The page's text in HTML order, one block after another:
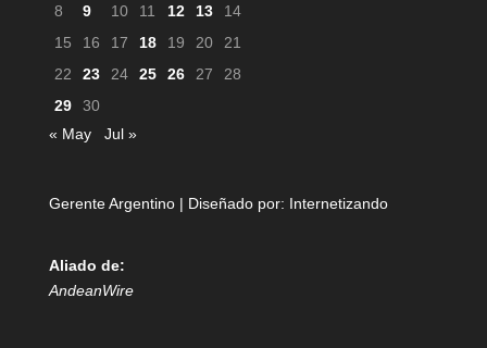
8
9 10 11 12 13
14
15
16 17 18 19 20
21
22
23 24 25 26 27
28
29
30
« May
Jul »
Gerente Argentino | Diseñado por: Internetizando
Aliado de:
AndeanWire